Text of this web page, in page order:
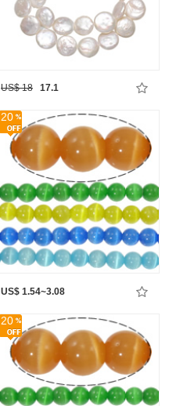
US$ 18 17.1
20
US$ 1.54~3.08
20